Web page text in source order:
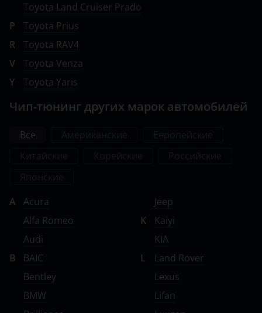
Tank
Toyota
Volkswagen
Volvo
Vortex
ГАЗ
ЗАЗ
ТагАЗ
Toyota Land Cruiser Prado
P
Toyota Prius
R
Toyota RAV4
V
Toyota Venza
Y
Toyota Yaris
Чип-тюнинг других марок автомобилей
Все
A
Acura
Alfa Romeo
Audi
B
BAIC
Bentley
BMW
Jeep
K
Kaiyi
KIA
L
Land Rover
Lexus
Lifan